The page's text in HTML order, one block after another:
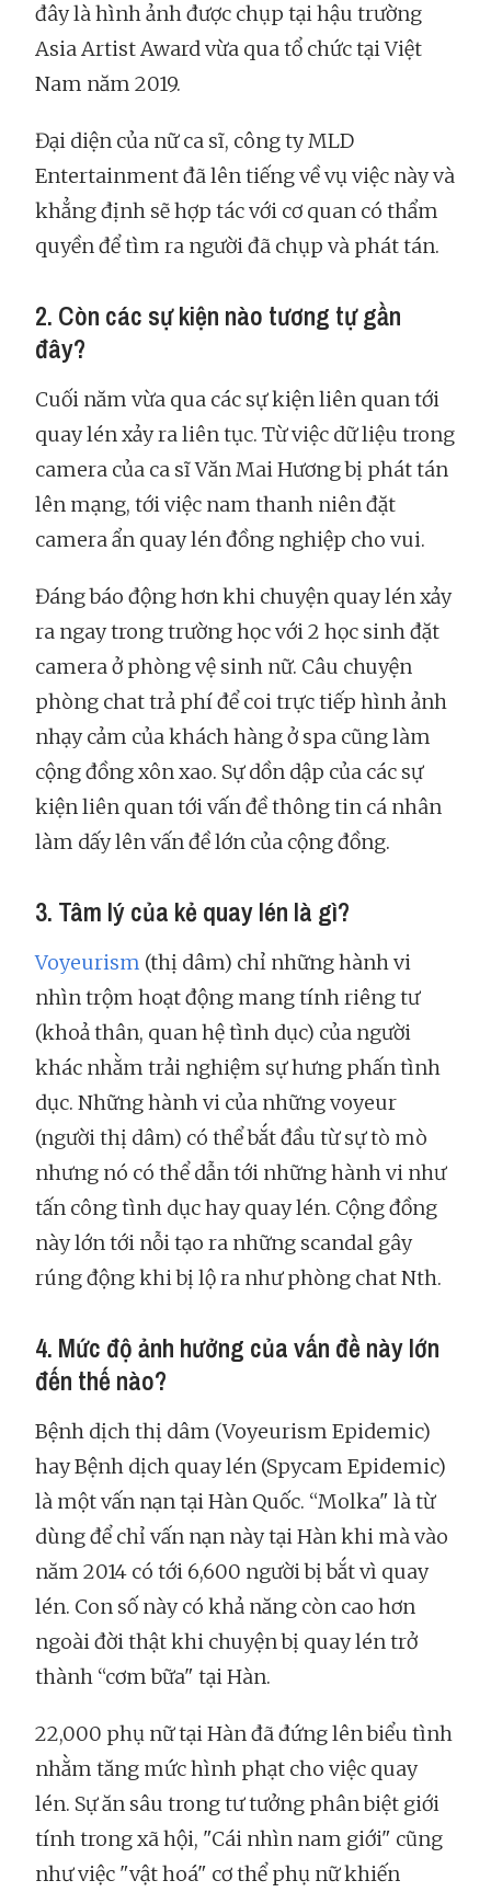
đây là hình ảnh được chụp tại hậu trường
Asia Artist Award vừa qua tổ chức tại Việt
Nam năm 2019.
Đại diện của nữ ca sĩ, công ty MLD
Entertainment đã lên tiếng về vụ việc này và
khẳng định sẽ hợp tác với cơ quan có thẩm
quyền để tìm ra người đã chụp và phát tán.
2. Còn các sự kiện nào tương tự gần
đây?
Cuối năm vừa qua các sự kiện liên quan tới
quay lén xảy ra liên tục. Từ việc dữ liệu trong
camera của ca sĩ Văn Mai Hương bị phát tán
lên mạng, tới việc nam thanh niên đặt
camera ẩn quay lén đồng nghiệp cho vui.
Đáng báo động hơn khi chuyện quay lén xảy
ra ngay trong trường học với 2 học sinh đặt
camera ở phòng vệ sinh nữ. Câu chuyện
phòng chat trả phí để coi trực tiếp hình ảnh
nhạy cảm của khách hàng ở spa cũng làm
cộng đồng xôn xao. Sự dồn dập của các sự
kiện liên quan tới vấn đề thông tin cá nhân
làm dấy lên vấn đề lớn của cộng đồng.
3. Tâm lý của kẻ quay lén là gì?
Voyeurism (thị dâm) chỉ những hành vi
nhìn trộm hoạt động mang tính riêng tư
(khoả thân, quan hệ tình dục) của người
khác nhằm trải nghiệm sự hưng phấn tình
dục. Những hành vi của những voyeur
(người thị dâm) có thể bắt đầu từ sự tò mò
nhưng nó có thể dẫn tới những hành vi như
tấn công tình dục hay quay lén. Cộng đồng
này lớn tới nỗi tạo ra những scandal gây
rúng động khi bị lộ ra như phòng chat Nth.
4. Mức độ ảnh hưởng của vấn đề này lớn
đến thế nào?
Bệnh dịch thị dâm (Voyeurism Epidemic)
hay Bệnh dịch quay lén (Spycam Epidemic)
là một vấn nạn tại Hàn Quốc. “Molka" là từ
dùng để chỉ vấn nạn này tại Hàn khi mà vào
năm 2014 có tới 6,600 người bị bắt vì quay
lén. Con số này có khả năng còn cao hơn
ngoài đời thật khi chuyện bị quay lén trở
thành “cơm bữa" tại Hàn.
22,000 phụ nữ tại Hàn đã đứng lên biểu tình
nhằm tăng mức hình phạt cho việc quay
lén. Sự ăn sâu trong tư tưởng phân biệt giới
tính trong xã hội, "Cái nhìn nam giới" cũng
như việc "vật hoá" cơ thể phụ nữ khiến